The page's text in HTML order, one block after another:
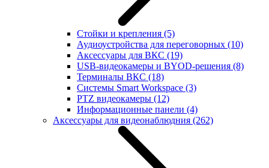
Стойки и крепления (5)
Аудиоустройства для переговорных (10)
Аксессуары для ВКС (19)
USB-видеокамеры и BYOD-решения (8)
Терминалы ВКС (18)
Системы Smart Workspace (3)
PTZ видеокамеры (12)
Информационные панели (4)
Аксессуары для видеонаблюдния (262)